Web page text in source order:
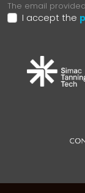
The email
I accept the